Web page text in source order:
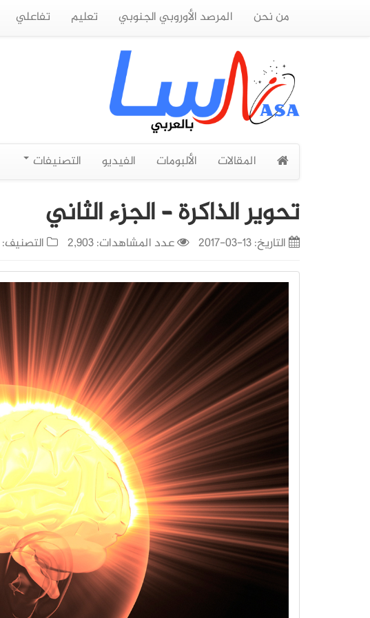
من نحن المرصد الأوروبي الجنوبي تعليم تفاعلي
المقالات الألبومات الفيديو التصنيفات
تحوير الذاكرة – الجزء الثاني
التاريخ:13-03-2017 عدد المشاهدات: 2,903 التصنيف: